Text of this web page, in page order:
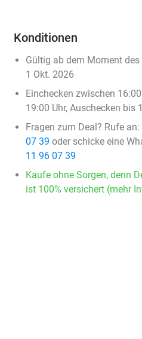
Konditionen
Gültig ab dem Moment
1 Okt. 2026
Einchecken zwischen
19:00 Uhr, Auschecken bis
Fragen zum Deal? Rufe an:
07 39 oder schicke eine
11 96 07 39
Kaufe ohne Sorgen, denn
ist 100% versichert (mehr